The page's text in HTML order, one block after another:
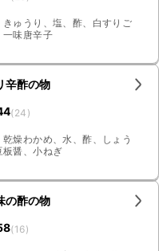
ゅうり、塩、酢、白すりご
一味唐辛子
辛酢の物
(24 )
燥わかめ、水、酢、しょう
醤、小ねぎ
の酢の物
(16)